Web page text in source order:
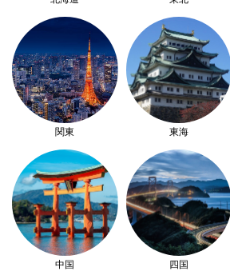
関東 東海
中国 四国